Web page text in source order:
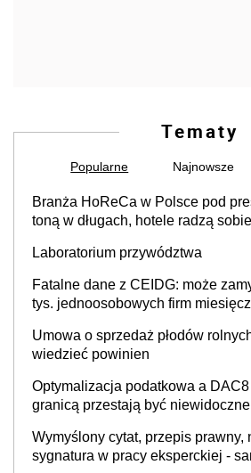
Tematy
Popularne Najnowsze
Branża HoReCa w Polsce pod
toną w długach, hotele radzą
Laboratorium przywództwa
Fatalne dane z CEIDG: może
tys. jednoosobowych firm
Umowa o sprzedaż płodów
wiedzieć powinien
Optymalizacja podatkowa a
granicą przestają być
Wymyślony cytat, przepis prawny,
sygnatura w pracy eksperckiej -